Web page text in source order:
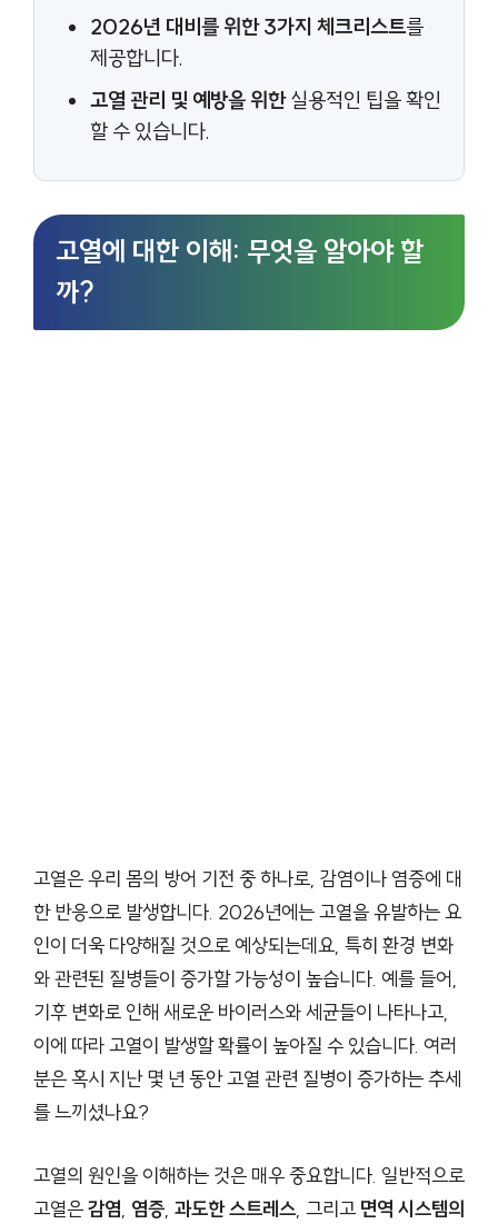
2026년 대비를 위한 3가지 체크리스트를
제공합니다.
고열 관리 및 예방을 위한실용적인 팁을 확인
할 수 있습니다.
고열에 대한 이해: 무엇을 알아야 할
까?
고열은 우리 몸의 방어 기전 중 하나로, 감염이나 염증에 대
한 반응으로 발생합니다. 2026년에는 고열을 유발하는 요
인이 더욱 다양해질 것으로 예상되는데요, 특히 환경 변화
와 관련된 질병들이 증가할 가능성이 높습니다. 예를 들어,
기후 변화로 인해 새로운 바이러스와 세균들이 나타나고,
이에 따라 고열이 발생할 확률이 높아질 수 있습니다. 여러
분은 혹시 지난 몇 년 동안 고열 관련 질병이 증가하는 추세
를 느끼셨나요?
고열의 원인을 이해하는 것은 매우 중요합니다. 일반적으로
고열은감염, 염증, 과도한 스트레스, 그리고 면역 시스템의